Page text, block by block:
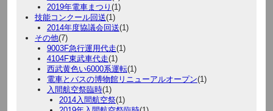
2019年電車まつり (1)
技能コンクール回送(1)
2014年度協議会回送(1)
その他(7)
9003F急行運用代走(1)
4104F東武車代走(1)
西武黄色い6000系運転(1)
電車とバスの博物館リニューアルオープン(1)
入間航空祭臨時(1)
2014入間航空祭(1)